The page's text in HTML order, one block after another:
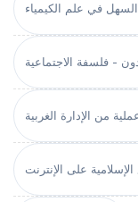
في علم الكيمياء
- فلسفة الاجتماعية
من الإدارة الغربية
على الإنترنت